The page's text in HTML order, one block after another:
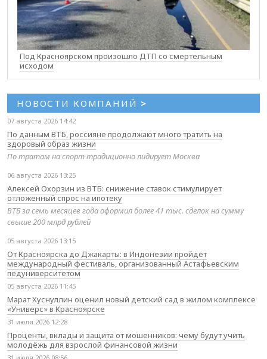
Под Красноярском произошло ДТП со смертельным
исходом
НОВОСТИ КОМПАНИЙ >
07 августа 2026 14:42
По данным ВТБ, россияне продолжают много тратить на
здоровый образ жизни
По тратам на спорт традиционно лидирует Москва
06 августа 2026 13:25
Алексей Охорзин из ВТБ: снижение ставок стимулирует
отложенный спрос на ипотеку
ВТБ за семь месяцев года оформил более 41 тыс. сделок на сумму
свыше 200 млрд рублей
05 августа 2026 13:15
От Красноярска до Джакарты: в Индонезии пройдёт
международный фестиваль, организованный Астафьевским
педуниверситетом
05 августа 2026 11:45
Марат Хуснуллин оценил новый детский сад в жилом комплексе
«Универс» в Красноярске
31 июля 2026 12:28
Проценты, вклады и защита от мошенников: чему будут учить
молодёжь для взрослой финансовой жизни